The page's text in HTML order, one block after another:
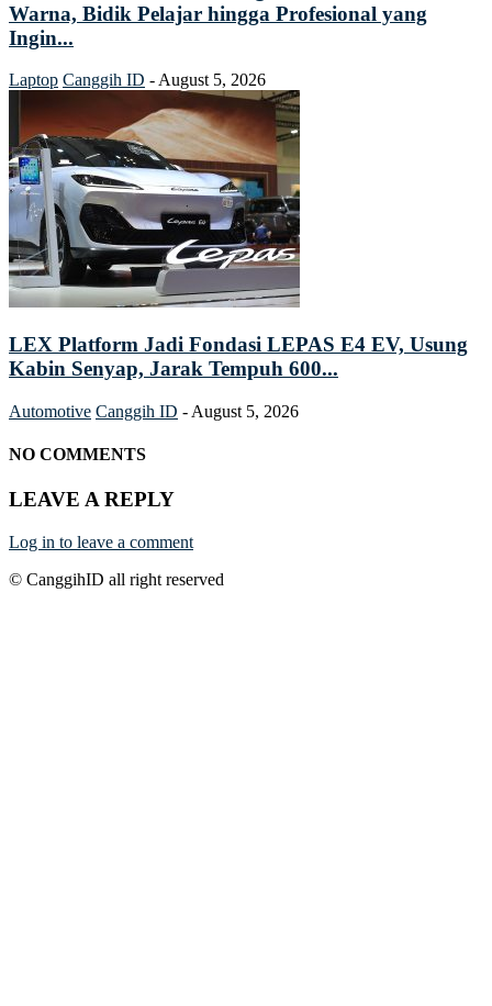
Warna, Bidik Pelajar hingga Profesional yang
Ingin...
Laptop Canggih ID - August 5, 2026
LEX Platform Jadi Fondasi LEPAS E4 EV, Usung
Kabin Senyap, Jarak Tempuh 600...
Automotive Canggih ID - August 5, 2026
NO COMMENTS
LEAVE A REPLY
Log in to leave a comment
© CanggihID all right reserved